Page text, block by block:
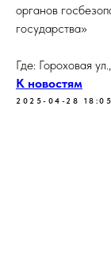
органов
государства»
Где: Гороховая
К новостям
2025-04-28 18:05